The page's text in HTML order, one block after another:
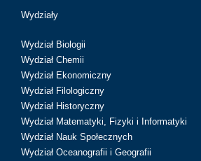
Wydziały
Wydział Biologii
Wydział Chemii
Wydział Ekonomiczny
Wydział Filologiczny
Wydział Historyczny
Wydział Matematyki, Fizyki i Informatyki
Wydział Nauk Społecznych
Wydział Oceanografii i Geografii